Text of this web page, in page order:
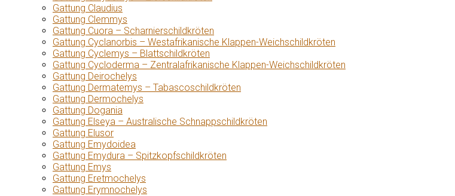
Gattung Claudius
Gattung Clemmys
Gattung Cuora – Scharnierschildkröten
Gattung Cyclanorbis – Westafrikanische Klappen-Weichschildkröten
Gattung Cyclemys – Blattschildkröten
Gattung Cycloderma – Zentralafrikanische Klappen-Weichschildkröten
Gattung Deirochelys
Gattung Dermatemys – Tabascoschildkröten
Gattung Dermochelys
Gattung Dogania
Gattung Elseya – Australische Schnappschildkröten
Gattung Elusor
Gattung Emydoidea
Gattung Emydura – Spitzkopfschildkröten
Gattung Emys
Gattung Eretmochelys
Gattung Erymnochelys